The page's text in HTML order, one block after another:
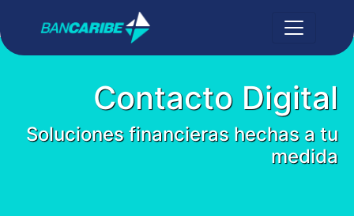
Contacto Digital
Soluciones financieras hechas a tu
medida